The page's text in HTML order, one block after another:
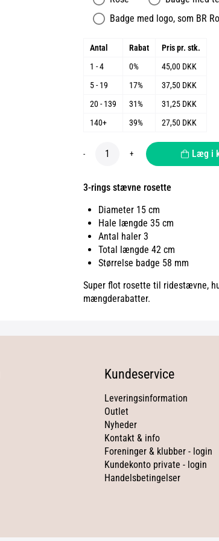
Badge med logo, som BR
Antal Rabat
Pris pr. stk.
1 - 4
0%
45,00 DKK
5 - 19
17%
37,50 DKK
20 - 139
31%
31,25 DKK
140+
39% 27,50 DKK
- + Læg i
3-rings stævne rosette
Diameter 15 cm
Hale længde 35 cm
Antal haler 3
Total længde 42 cm
Størrelse badge 58 mm
Super flot rosette til ridestævne,
mængderabatter.
Kundeservice
Leveringsinformation
Outlet
Nyheder
Kontakt & info
Foreninger & klubber - login
Kundekonto private - login
Handelsbetingelser